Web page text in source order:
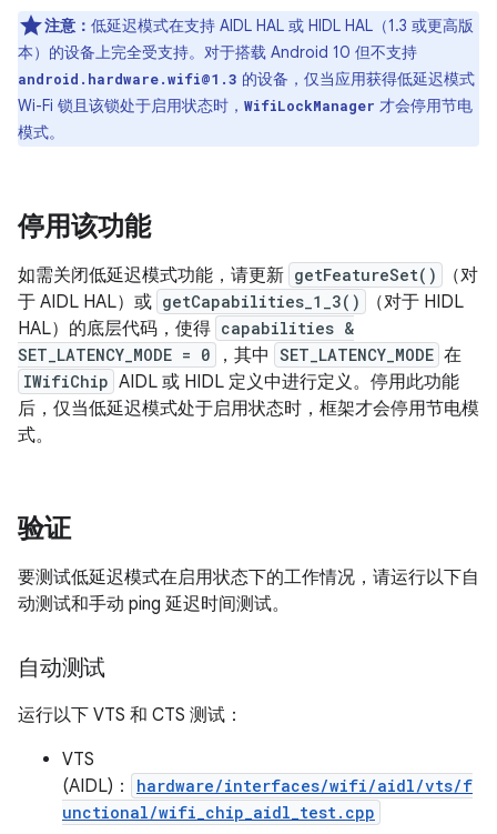
注意： 低延迟模式在支持 AIDL HAL 或 HIDL HAL（1.3 或更高版
本）的设备上完全受支持。对于搭载 Android 10 但不支持
android.hardware.wifi@1.3 的设备，仅当应用获得低延迟模式
Wi-Fi 锁且该锁处于启用状态时， WifiLockManager 才会停用节电
模式。
停用该功能
如需关闭低延迟模式功能，请更新 getFeatureSet()
（对
于 AIDL HAL）或 getCapabilities_1_3()
（对于 HIDL
HAL）的底层代码，使得 capabilities &
SET_LATENCY_MODE = 0
，其中 SET_LATENCY_MODE 在
IWifiChip AIDL 或 HIDL 定义中进行定义。停用此功能
后，仅当低延迟模式处于启用状态时，框架才会停用节电模
式。
验证
要测试低延迟模式在启用状态下的工作情况，请运行以下自
动测试和手动 ping 延迟时间测试。
自动测试
运行以下 VTS 和 CTS 测试：
VTS
(AIDL)：
hardware/interfaces/wifi/aidl/vts/f
unctional/wifi_chip_aidl_test.cpp